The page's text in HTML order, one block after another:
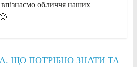
впізнаємо обличчя наших
ЩО ПОТРІБНО ЗНАТИ ТА